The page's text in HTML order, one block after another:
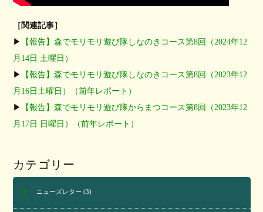
［関連記事］
▶︎
【報告】森でモリモリ遊び隊しなのきコース第8回（2024年12
月14日 土曜日）
▶︎
【報告】森でモリモリ遊び隊しなのきコース第8回（2023年12
月16日土曜日）（前年レポート）
▶︎
【報告】森でモリモリ遊び隊からまつコース第8回（2023年12
月17日 日曜日）（前年レポート）
カテゴリー
ニューズレター (3)